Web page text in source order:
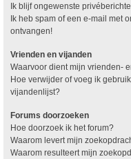
Ik blijf ongewenste
Ik heb spam of een e-mail met
ontvangen!
Vrienden en vijanden
Waarvoor dient mijn vrienden-
Hoe verwijder of voeg ik
vijandenlijst?
Forums doorzoeken
Hoe doorzoek ik het forum?
Waarom levert mijn
Waarom resulteert mijn